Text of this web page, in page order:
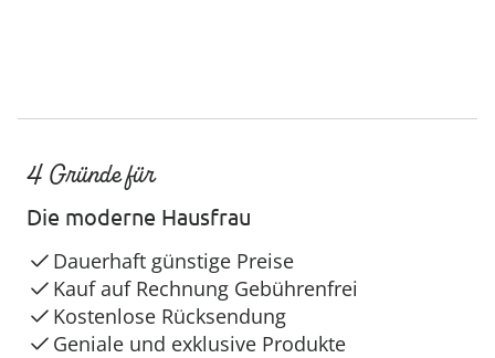
4 Gründe für
Die moderne Hausfrau
Dauerhaft günstige Preise
Kauf auf Rechnung Gebührenfrei
Kostenlose Rücksendung
Geniale und exklusive Produkte